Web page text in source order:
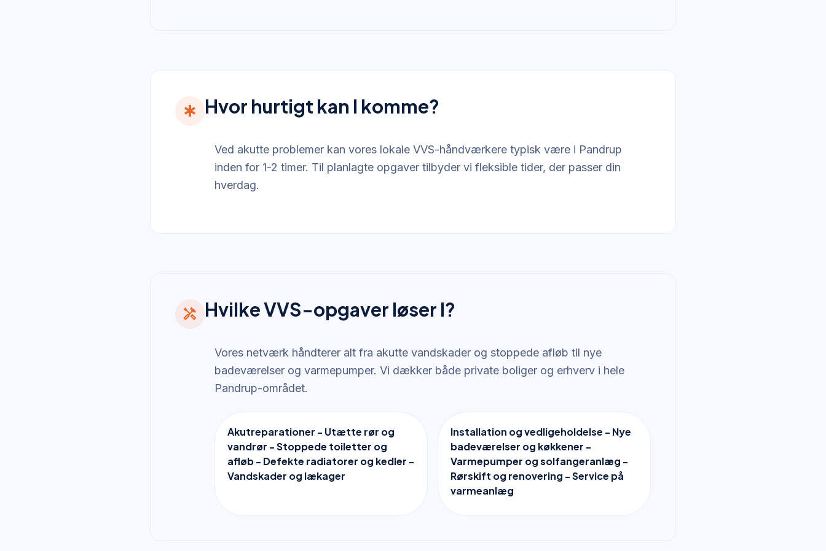
emergency Hvor hurtigt kan I komme?
Ved akutte problemer kan vores lokale VVS-håndværkere typisk være i Pandrup
inden for 1-2 timer. Til planlagte opgaver tilbyder vi fleksible tider, der passer din
hverdag.
handyman Hvilke VVS-opgaver løser I?
Vores netværk håndterer alt fra akutte vandskader og stoppede afløb til nye
badeværelser og varmepumper. Vi dækker både private boliger og erhverv i hele
Pandrup-området.
Akutreparationer - Utætte rør og
vandrør - Stoppede toiletter og
afløb - Defekte radiatorer og kedler -
Vandskader og lækager
Installation og vedligeholdelse - Nye
badeværelser og køkkener -
Varmepumper og solfangeranlæg -
Rørskift og renovering - Service på
varmeanlæg